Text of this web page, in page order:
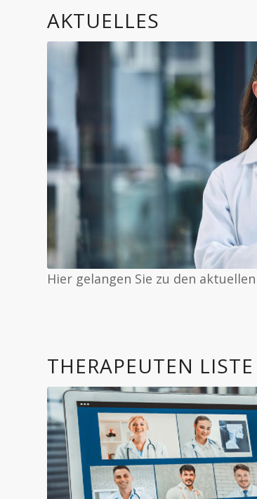
AKTUELLES
Hier gelangen Sie zu den
THERAPEUTEN LISTE